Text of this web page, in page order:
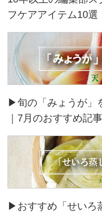
フケアアイテム10選
▶旬の「みょうが」
｜7月のおすすめ記事
▶おすすめ「せいろ